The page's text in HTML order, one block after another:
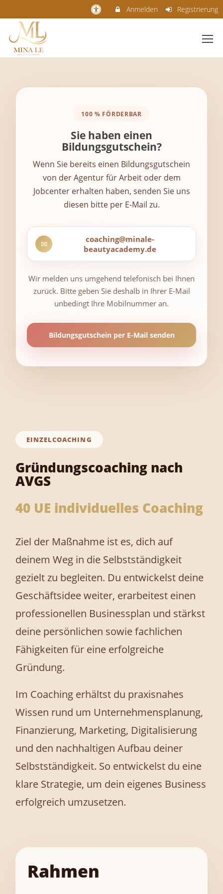
Anmelden Registrierung
100 % FÖRDERBAR
Sie haben einen
Bildungsgutschein?
Wenn Sie bereits einen Bildungsgutschein
von der Agentur für Arbeit oder dem
Jobcenter erhalten haben, senden Sie uns
diesen bitte per E-Mail zu.
✉
coaching@minale-
beautyacademy.de
Wir melden uns umgehend telefonisch bei Ihnen
zurück. Bitte geben Sie deshalb in Ihrer E-Mail
unbedingt Ihre Mobilnummer an.
Bildungsgutschein per E-Mail senden
EINZELCOACHING
Gründungscoaching nach
AVGS
40 UE individuelles Coaching
Ziel der Maßnahme ist es, dich auf
deinem Weg in die Selbstständigkeit
gezielt zu begleiten. Du entwickelst deine
Geschäftsidee weiter, erarbeitest einen
professionellen Businessplan und stärkst
deine persönlichen sowie fachlichen
Fähigkeiten für eine erfolgreiche
Gründung.
Im Coaching erhältst du praxisnahes
Wissen rund um Unternehmensplanung,
Finanzierung, Marketing, Digitalisierung
und den nachhaltigen Aufbau deiner
Selbstständigkeit. So entwickelst du eine
klare Strategie, um dein eigenes Business
erfolgreich umzusetzen.
Rahmen